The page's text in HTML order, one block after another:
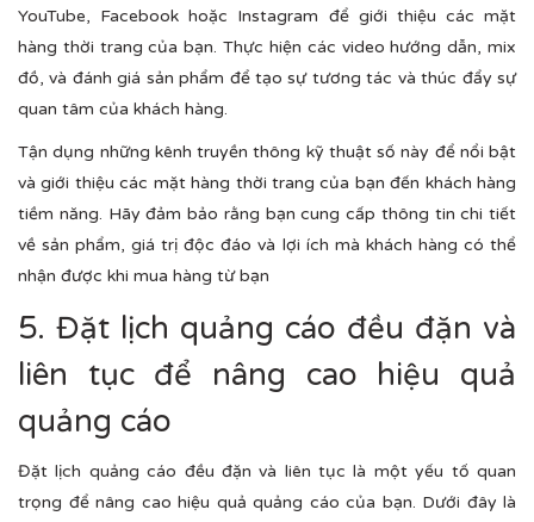
YouTube, Facebook hoặc Instagram để giới thiệu các mặt
hàng thời trang của bạn. Thực hiện các video hướng dẫn, mix
đồ, và đánh giá sản phẩm để tạo sự tương tác và thúc đẩy sự
quan tâm của khách hàng.
Tận dụng những kênh truyền thông kỹ thuật số này để nổi bật
và giới thiệu các mặt hàng thời trang của bạn đến khách hàng
tiềm năng. Hãy đảm bảo rằng bạn cung cấp thông tin chi tiết
về sản phẩm, giá trị độc đáo và lợi ích mà khách hàng có thể
nhận được khi mua hàng từ bạn
5. Đặt lịch quảng cáo đều đặn và
liên tục để nâng cao hiệu quả
quảng cáo
Đặt lịch quảng cáo đều đặn và liên tục là một yếu tố quan
trọng để nâng cao hiệu quả quảng cáo của bạn. Dưới đây là